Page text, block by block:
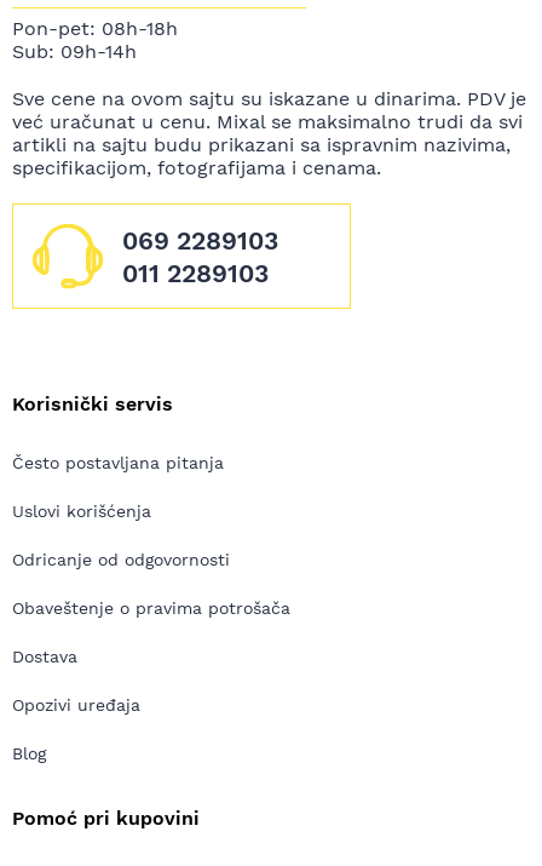
Pon-pet: 08h-18h
Sub: 09h-14h
Sve cene na ovom sajtu su iskazane u dinarima. PDV je
već uračunat u cenu. Mixal se maksimalno trudi da svi
artikli na sajtu budu prikazani sa ispravnim nazivima,
specifikacijom, fotografijama i cenama.
069 2289103
011 2289103
Korisnički servis
Često postavljana pitanja
Uslovi korišćenja
Odricanje od odgovornosti
Obaveštenje o pravima potrošača
Dostava
Opozivi uređaja
Blog
Pomoć pri kupovini